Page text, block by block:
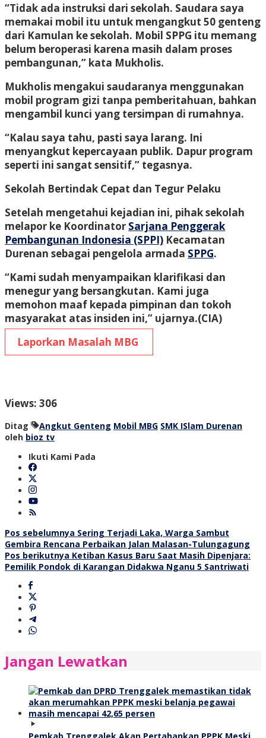
“Tidak ada instruksi dari sekolah. Saudara saya
memakai mobil itu untuk mengangkut 50 genteng
dari Kamulan ke sekolah. Mobil SPPG itu memang
belum beroperasi karena masih dalam proses
pembangunan,” kata Mukholis.
Mukholis mengakui saudaranya menggunakan
mobil program gizi tanpa pemberitahuan, bahkan
mengambil kunci yang tersimpan di rumahnya.
“Kalau saya tahu, pasti saya larang. Ini
menyangkut kepercayaan publik. Dapur program
seperti ini sangat sensitif,” tegasnya.
Sekolah Bertindak Cepat dan Tegur Pelaku
Setelah mengetahui kejadian ini, pihak sekolah
melapor ke Koordinator Sarjana Penggerak
Pembangunan Indonesia (SPPI) Kecamatan
Durenan sebagai pengelola armada SPPG.
“Kami sudah menyampaikan klarifikasi dan
menegur yang bersangkutan. Kami juga
memohon maaf kepada pimpinan dan tokoh
masyarakat atas insiden ini,” ujarnya.(CIA)
Laporkan Masalah MBG
Views: 306
Ditag Angkut Genteng Mobil MBG SMK ISlam Durenan
oleh bioz tv
Ikuti Kami Pada
Navigasi
pos
Pos sebelumnya Sering Terjadi Laka, Warga Sambut
Gembira Rencana Perbaikan Jalan Malasan-Tulungagung
Pos berikutnya Ketiban Kasus Baru Saat Masih Dipenjara:
Pemilik Pondok di Karangan Didakwa Nganu 5 Santriwati
Jangan Lewatkan